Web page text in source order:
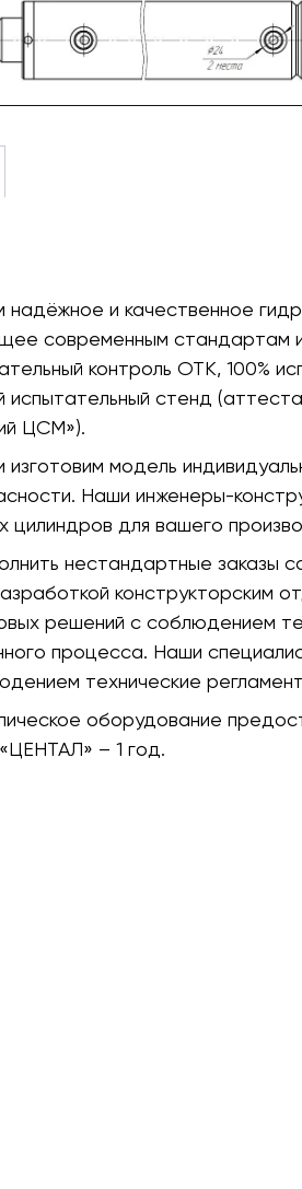
надёжное и качественное
современным стандартам и
контроль ОТК, 100%
испытательный стенд
ЦСМ»).
модель
Наши инженеры-
цилиндров для вашего
нестандартные заказы
конструкторским
решений с соблюдением
процесса. Наши
технические
оборудование
– 1 год.